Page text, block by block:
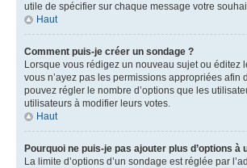
utile de spécifier sur chaque message votre
Haut
Comment puis-je créer un sondage ?
Lorsque vous rédigez un nouveau sujet ou éditez
vous n’ayez pas les permissions appropriées
pouvez régler le nombre d’options que les
utilisateurs à modifier leurs votes.
Haut
Pourquoi ne puis-je pas ajouter plus d’options à
La limite d’options d’un sondage est réglée par